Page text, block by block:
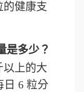
的健康支
是多少？
以上的大
日 6 粒分